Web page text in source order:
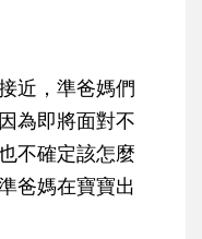
近，準爸媽們
為即將面對不
不確定該怎麼
爸媽在寶寶出